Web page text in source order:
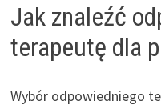
Jak znaleźć
terapeutę dla
Wybór odpowiedniego